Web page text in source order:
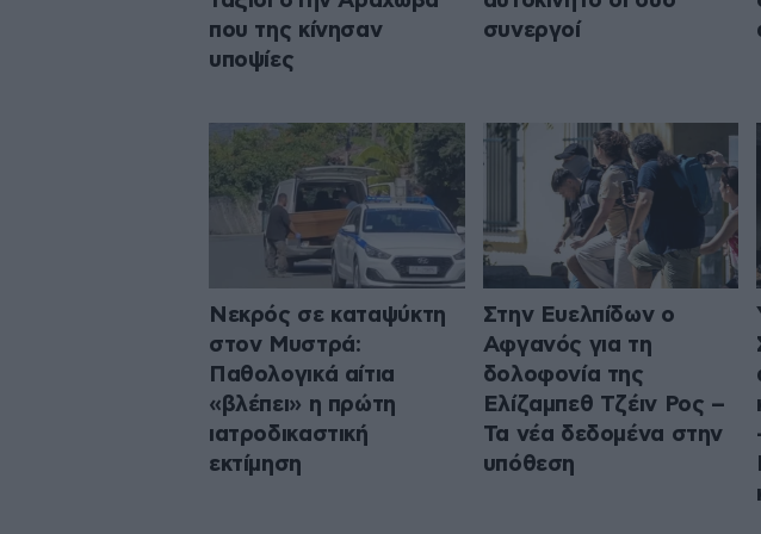
που της κίνησαν
υποψίες
συνεργοί
Νεκρός σε καταψύκτη
στον Μυστρά:
Παθολογικά αίτια
«βλέπει» η πρώτη
ιατροδικαστική
εκτίμηση
Στην Ευελπίδων ο
Αφγανός για τη
δολοφονία της
Ελίζαμπεθ Τζέιν Ρος –
Τα νέα δεδομένα στην
υπόθεση